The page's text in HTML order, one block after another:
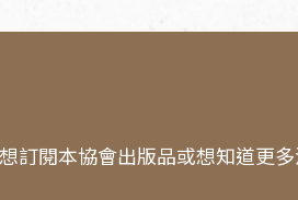
訂閱本協會出版品或想知道更